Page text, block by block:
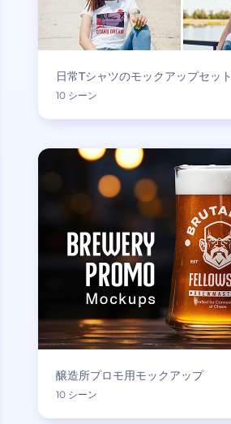
日常Tシャツのモックアップセット
10 シーン
醸造所プロモ用モックアップ
10 シーン